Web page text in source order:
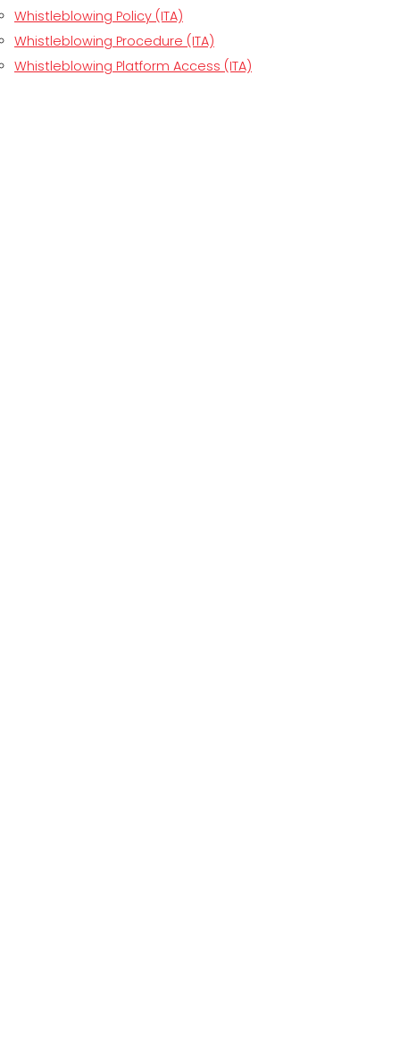
CERTIFIKOVANÝ SECOND-HAND MEP GROUP
EFFECTIVE COMMUNICATION
Whistleblowing Policy (ITA)
Whistleblowing Procedure (ITA)
Whistleblowing Platform Access (ITA)